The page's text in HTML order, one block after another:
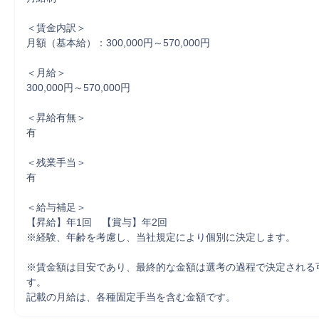
＜賃金内訳＞
月額（基本給）：300,000円～570,000円
＜月給＞
300,000円～570,000円
＜昇給有無＞
有
＜残業手当＞
有
＜給与補足＞
【昇給】年1回　【賞与】年2回
※経験、年齢を考慮し、当社規定により個別に決定します。
※賃金額は目安であり、最終的な金額は選考の過程で決定される
す。
記載の月給は、各種固定手当を含む金額です。